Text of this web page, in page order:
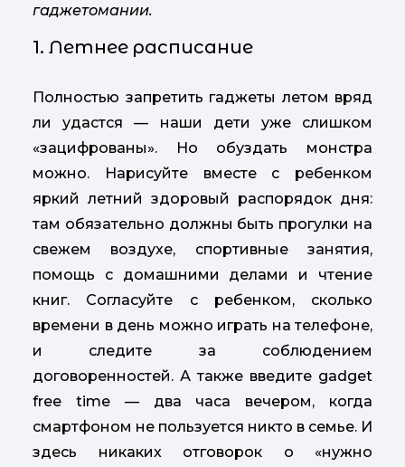
гаджетомании.
1. Летнее расписание
Полностью запретить гаджеты летом вряд
ли удастся — наши дети уже слишком
«зацифрованы». Но обуздать монстра
можно. Нарисуйте вместе с ребенком
яркий летний здоровый распорядок дня:
там обязательно должны быть прогулки на
свежем воздухе, спортивные занятия,
помощь с домашними делами и чтение
книг. Согласуйте с ребенком, сколько
времени в день можно играть на телефоне,
и следите за соблюдением
договоренностей. А также введите gadget
free time — два часа вечером, когда
смартфоном не пользуется никто в семье. И
здесь никаких отговорок о «нужно